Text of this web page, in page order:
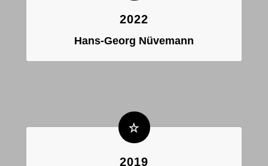
2022
Hans-Georg Nüvemann
2019